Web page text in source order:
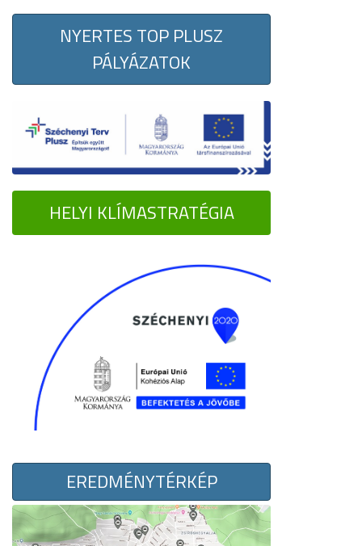
NYERTES TOP PLUSZ
PÁLYÁZATOK
HELYI KLÍMASTRATÉGIA
EREDMÉNYTÉRKÉP